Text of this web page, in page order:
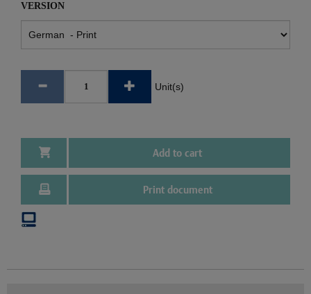
VERSION
Unit(s)
Add to cart
Print document